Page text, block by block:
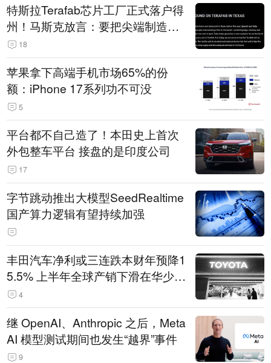
特斯拉Terafab芯片工厂正式落户得
州！马斯克放言：要把尖端制造带
回美国
18
苹果拿下高端手机市场65%的份
额：iPhone 17系列功不可没
5
平台都不自己造了！本田史上首次
外包整车平台 接盘的是印度公司
17
字节跳动推出大模型SeedRealtime
国产算力逻辑有望持续加强
丰田汽车净利或三连跌本财年预降1
5.5% 上半年全球产销下滑在华少卖
14.3万辆
4
继 OpenAI、Anthropic 之后，Meta
AI 模型测试期间也发生“越界”事件
9